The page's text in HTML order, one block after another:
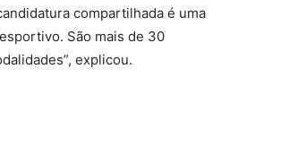
compartilhada é uma
São mais de 30
explicou.